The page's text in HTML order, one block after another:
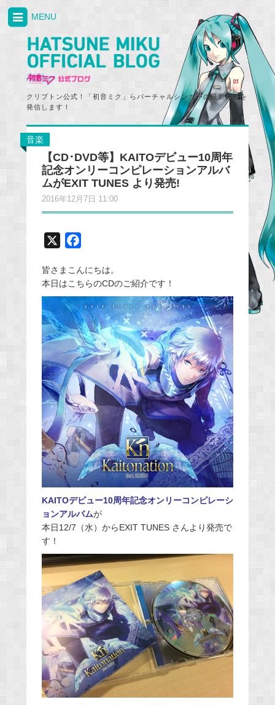
クリプトン公式！「初音ミク」らバーチャルシンガーの最新情報を
発信します！
MENU
音楽
【CD･DVD等】KAITOデビュー10周年
記念オンリーコンピレーションアルバ
ムがEXIT TUNES より発売!
2016年12月7日 11:00
c
e
b
o
o
k
皆さまこんにちは。
本日はこちらのCDのご紹介です！
KAITOデビュー10周年記念オンリーコンピレーシ
ョンアルバムが
本日12/7（水）からEXIT TUNES さんより発売で
す！